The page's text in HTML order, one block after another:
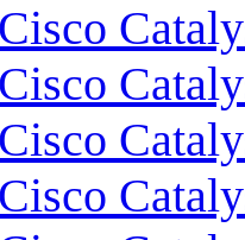
Cisco
Cisco
Cisco
Cisco